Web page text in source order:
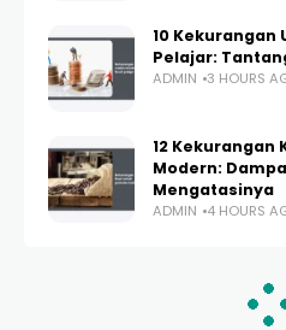
10 Kekurangan
Pelajar:
ADMIN 3 HOURS
12 Kekurangan
Modern:
Mengatasinya
ADMIN 4 HOURS